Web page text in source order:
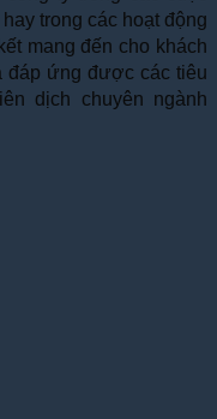
trong các hoạt động
mang đến cho khách
đáp ứng được các tiêu
dịch chuyên ngành